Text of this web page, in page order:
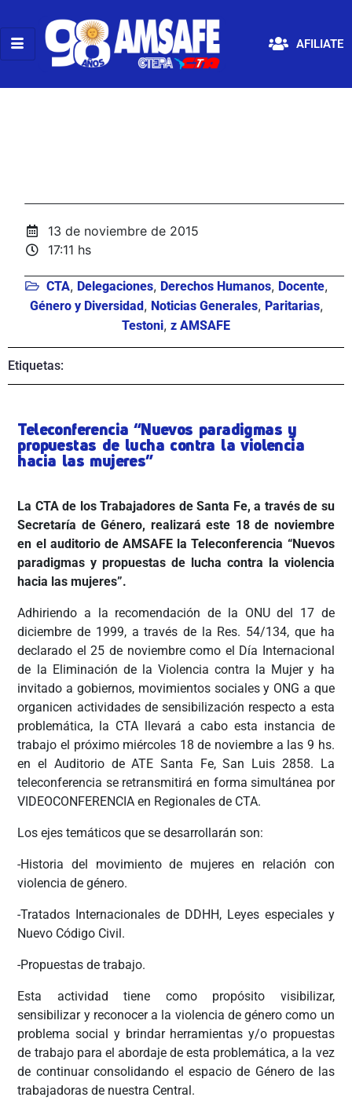
AFILIATE
13 de noviembre de 2015
17:11 hs
CTA, Delegaciones, Derechos Humanos, Docente,
Género y Diversidad, Noticias Generales, Paritarias,
Testoni, z AMSAFE
Etiquetas:
Teleconferencia “Nuevos paradigmas y
propuestas de lucha contra la violencia
hacia las mujeres”
La CTA de los Trabajadores de Santa Fe, a través de su
Secretaría de Género, realizará este 18 de noviembre
en el auditorio de AMSAFE la Teleconferencia “Nuevos
paradigmas y propuestas de lucha contra la violencia
hacia las mujeres”.
Adhiriendo a la recomendación de la ONU del 17 de
diciembre de 1999, a través de la Res. 54/134, que ha
declarado el 25 de noviembre como el Día Internacional
de la Eliminación de la Violencia contra la Mujer y ha
invitado a gobiernos, movimientos sociales y ONG a que
organicen actividades de sensibilización respecto a esta
problemática, la CTA llevará a cabo esta instancia de
trabajo el próximo miércoles 18 de noviembre a las 9 hs.
en el Auditorio de ATE Santa Fe, San Luis 2858. La
teleconferencia se retransmitirá en forma simultánea por
VIDEOCONFERENCIA en Regionales de CTA.
Los ejes temáticos que se desarrollarán son:
-Historia del movimiento de mujeres en relación con
violencia de género.
-Tratados Internacionales de DDHH, Leyes especiales y
Nuevo Código Civil.
-Propuestas de trabajo.
Esta actividad tiene como propósito visibilizar,
sensibilizar y reconocer a la violencia de género como un
problema social y brindar herramientas y/o propuestas
de trabajo para el abordaje de esta problemática, a la vez
de continuar consolidando el espacio de Género de las
trabajadoras de nuestra Central.